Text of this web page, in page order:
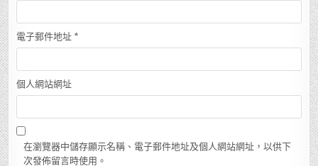
電子郵件地址 *
個人網站網址
在瀏覽器中儲存顯示名稱、電子郵件地址及個人網站網址，以供下
次發佈留言時使用。